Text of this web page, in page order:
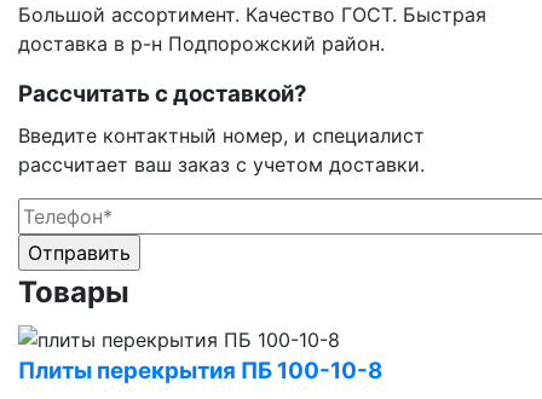
Большой ассортимент. Качество ГОСТ. Быстрая
доставка в р-н Подпорожский район.
Рассчитать с доставкой?
Введите контактный номер, и специалист
рассчитает ваш заказ с учетом доставки.
Товары
Плиты перекрытия ПБ 100⁠-⁠10⁠-⁠8